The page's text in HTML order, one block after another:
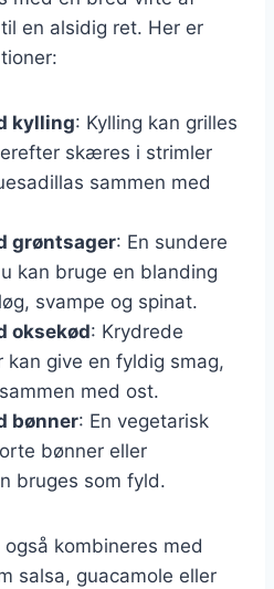
en alsidig ret. Her er
kylling: Kylling kan grilles
skæres i strimler
sammen med
grøntsager: En sundere
kan bruge en blanding
svampe og spinat.
oksekød: Krydrede
kan give en fyldig smag,
med ost.
bønner: En vegetarisk
bønner eller
bruges som fyld.
kombineres med
salsa, guacamole eller